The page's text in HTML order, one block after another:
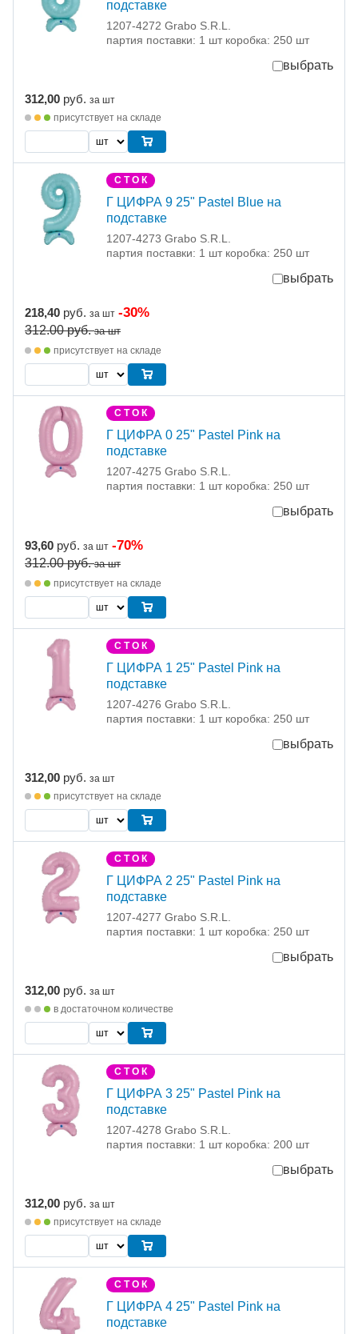
подставке
1207-4272 Grabo S.R.L.
партия поставки: 1 шт коробка: 250 шт
выбрать
312,00 руб. за шт
присутствует на складе
С Т О К
Г ЦИФРА 9 25" Pastel Blue на
подставке
1207-4273 Grabo S.R.L.
партия поставки: 1 шт коробка: 250 шт
выбрать
218,40 руб. за шт -30%
312.00руб. за шт
присутствует на складе
С Т О К
Г ЦИФРА 0 25" Pastel Pink на
подставке
1207-4275 Grabo S.R.L.
партия поставки: 1 шт коробка: 250 шт
выбрать
93,60 руб. за шт -70%
312.00руб. за шт
присутствует на складе
С Т О К
Г ЦИФРА 1 25" Pastel Pink на
подставке
1207-4276 Grabo S.R.L.
партия поставки: 1 шт коробка: 250 шт
выбрать
312,00 руб. за шт
присутствует на складе
С Т О К
Г ЦИФРА 2 25" Pastel Pink на
подставке
1207-4277 Grabo S.R.L.
партия поставки: 1 шт коробка: 250 шт
выбрать
312,00 руб. за шт
в достаточном количестве
С Т О К
Г ЦИФРА 3 25" Pastel Pink на
подставке
1207-4278 Grabo S.R.L.
партия поставки: 1 шт коробка: 200 шт
выбрать
312,00 руб. за шт
присутствует на складе
С Т О К
Г ЦИФРА 4 25" Pastel Pink на
подставке